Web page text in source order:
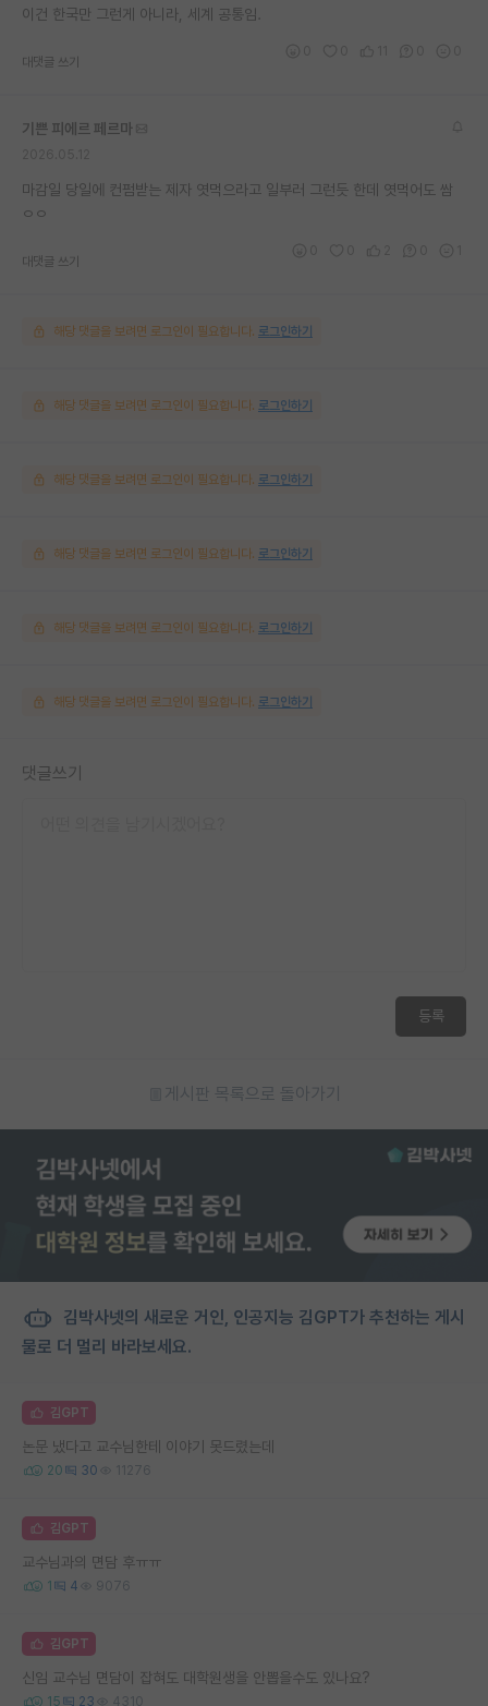
이건 한국만 그런게 아니라, 세계 공통임.
대댓글 쓰기
기쁜 피에르 페르마
마감일 당일에 컨펌받는 제자 엿먹으라고 일부러 그런듯 한데 엿먹어도 쌈
ㅇㅇ
대댓글 쓰기
해당 댓글을 보려면 로그인이 필요합니다. 로그인하기
해당 댓글을 보려면 로그인이 필요합니다. 로그인하기
해당 댓글을 보려면 로그인이 필요합니다. 로그인하기
해당 댓글을 보려면 로그인이 필요합니다. 로그인하기
해당 댓글을 보려면 로그인이 필요합니다. 로그인하기
해당 댓글을 보려면 로그인이 필요합니다. 로그인하기
댓글쓰기
등록
게시판 목록으로 돌아가기
김박사넷의 새로운 거인, 인공지능 김GPT가 추천하는 게시
물로 더 멀리 바라보세요.
김GPT
논문 냈다고 교수님한테 이야기 못드렸는데
20 30 11276
김GPT
교수님과의 면담 후ㅠㅠ
1 4 9076
김GPT
신임 교수님 면담이 잡혀도 대학원생을 안뽑을수도 있나요?
15 23 4310